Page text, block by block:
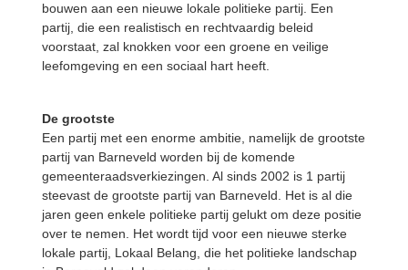
bouwen aan een nieuwe lokale politieke partij. Een
partij, die een realistisch en rechtvaardig beleid
voorstaat, zal knokken voor een groene en veilige
leefomgeving en een sociaal hart heeft.
De grootste
Een partij met een enorme ambitie, namelijk de grootste
partij van Barneveld worden bij de komende
gemeenteraadsverkiezingen. Al sinds 2002 is 1 partij
steevast de grootste partij van Barneveld. Het is al die
jaren geen enkele politieke partij gelukt om deze positie
over te nemen. Het wordt tijd voor een nieuwe sterke
lokale partij, Lokaal Belang, die het politieke landschap